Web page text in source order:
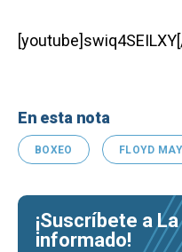
En esta nota
BOXEO FLOYD
¡Suscríbete a
informado!